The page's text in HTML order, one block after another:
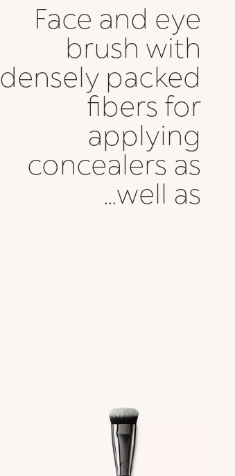
Face and eye
brush with
densely packed
fibers for
applying
concealers as
well as...